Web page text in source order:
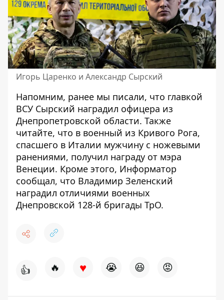
Игорь Царенко и Александр Сырский
Напомним, ранее мы писали, что главкой
ВСУ Сырский наградил офицера из
Днепропетровской области. Также
читайте, что в военный из Кривого Рога,
спасшего в Италии мужчину с ножевыми
ранениями, получил награду от мэра
Венеции. Кроме этого, Информатор
сообщал, что Владимир Зеленский
наградил отличиями военных
Днепровской 128-й бригады ТрО.
👍 🔥 ♥ 😭 😆 😡